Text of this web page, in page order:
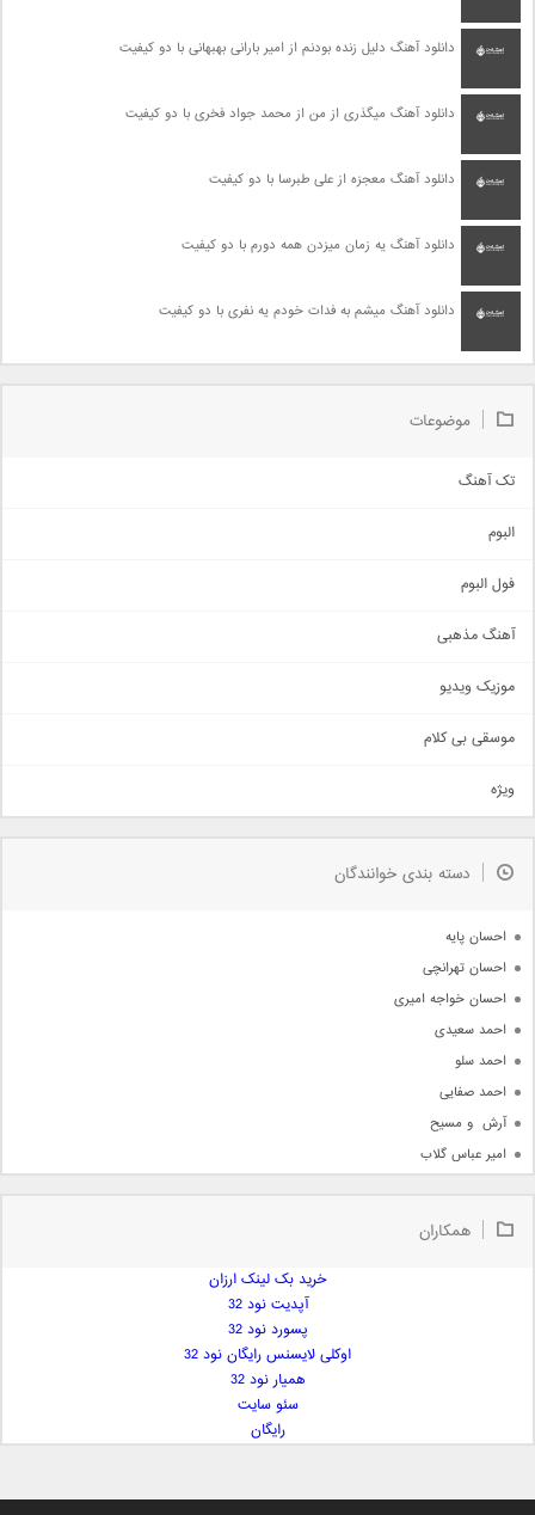
دانلود آهنگ دلیل زنده بودنم از امیر بارانی بهبهانی با دو کیفیت
دانلود آهنگ میگذری از من از محمد جواد فخری با دو کیفیت
دانلود آهنگ معجزه از علی طبرسا با دو کیفیت
دانلود آهنگ یه زمان میزدن همه دورم با دو کیفیت
دانلود آهنگ میشم به فدات خودم یه نفری با دو کیفیت
موضوعات
تک آهنگ
اجتماعی
حماسی
سنتی
اهنگ بندرعباسی
دمو
مذهبی
جدیدترین ها
البوم
فول البوم
آهنگ مذهبی
موزیک ویدیو
موسقی بی کلام
ویژه
دسته بندی خوانندگان
احسان پایه
احسان تهرانچی
احسان خواجه امیری
احمد سعیدی
احمد سلو
احمد صفایی
آرش  و مسیح
امیر عباس گلاب
امیر علی
ایمان فلاح
همکاران
خرید بک لینک ارزان
آپدیت نود 32
پسورد نود 32
اوکلی لایسنس رایگان نود 32
همیار نود 32
سئو سایت
رایگان